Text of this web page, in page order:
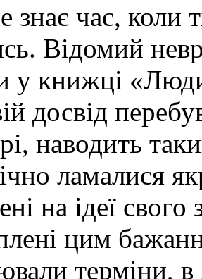
знає час, коли
Відомий
у книжці
досвід
наводить
ламалися
на ідеї
цим
терміни,